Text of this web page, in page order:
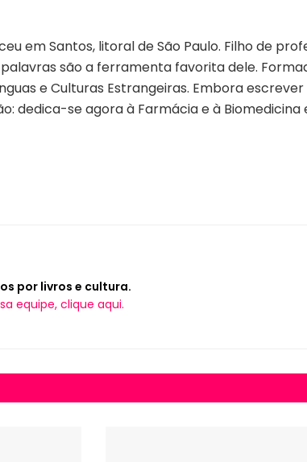
em Santos, litoral de São Paulo. Filho de
são a ferramenta favorita dele.
e Culturas Estrangeiras. Embora
dedica-se agora à Farmácia e à
por livros e cultura.
equipe, clique aqui.